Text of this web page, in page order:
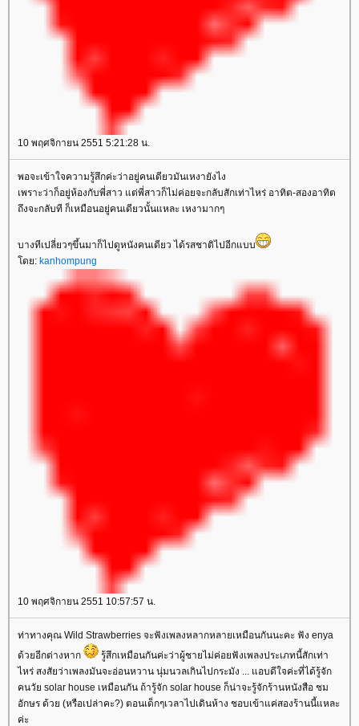
10 พฤศจิกายน 2551 5:21:28 น.
พอจะเข้าใจความรู้สึกค่ะว่าอยู่คนเดียวมันเหงายังไง
เพราะว่าก็อยู่ห้องกับพี่สาว แต่พี่สาวก็ไม่ค่อยจะกลับสักเท่าไหร่ อาทิต-สองอาทิต
ถึงจะกลับที ก็เหมือนอยู่คนเดียวนั้นแหละ เหงามากๆ
บางทีเปลี่ยวๆขึ้นมาก็ไปดูหนังคนเดียว ได้รสชาติไปอีกแบบ
ดย: kanhompung
10 พฤศจิกายน 2551 10:57:57 น.
ท่าทางคุณ Wild Strawberries จะฟังเพลงหลากหลายเหมือนกันนะคะ ฟัง enya
ด้วยอีกต่างหาก
รู้สึกเหมือนกันค่ะว่าผู้ชายไม่ค่อยฟังเพลงประเภทนี้สักเท่า
ไหร่ สงสัยว่าเพลงมันจะอ่อนหวาน นุ่มนวลเกินไปกระมัง ... แอบดีใจค่ะที่ได้รู้จัก
คนวัย solar house เหมือนกัน ถ้ารู้จัก solar house ก็น่าจะรู้จักร้านหนังสือ ชม
อักษร ด้วย (หรือเปล่าคะ?) ตอนเด็กๆเวลาไปเดินห้าง ชอบเข้าแค่สองร้านนี้แหละ
ค่ะ